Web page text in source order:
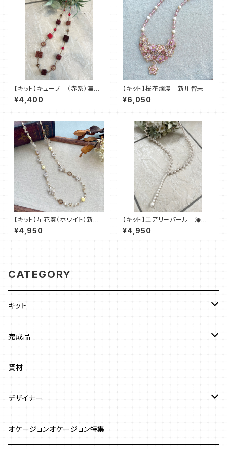
【キット】キューブ （赤系）澤田
美子
¥4,400
【キット】桜花爛漫 新川智未
¥6,050
【キット】星花奏（ホワイト）新川
智未
¥4,950
【キット】エアリーパール 澤田
美子
¥4,950
CATEGORY
キット
ビーズステッチ
ネックレス
ストラップ
ジュエリークロッシェ
クロッシェ
ワイヤーワーク
完成品
ネックレス
ブレスレット
ピアス
資材
デザイナー
澤田美子
オケージョンオケージョン特集